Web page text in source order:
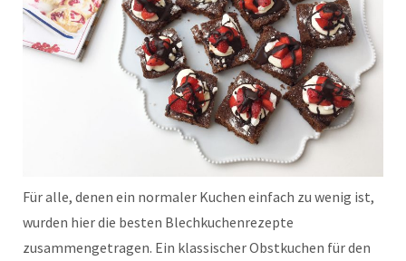
Für alle, denen ein normaler Kuchen einfach zu wenig ist,
wurden hier die besten Blechkuchenrezepte
zusammengetragen. Ein klassischer Obstkuchen für den